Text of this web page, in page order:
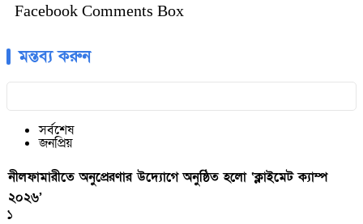
Facebook Comments Box
মন্তব্য করুন
সর্বশেষ
জনপ্রিয়
নীলফামারীতে অনুপ্রেরণার উদ্যোগে অনুষ্ঠিত হলো ‘ক্লাইমেট ক্যাম্প
২০২৬’
১